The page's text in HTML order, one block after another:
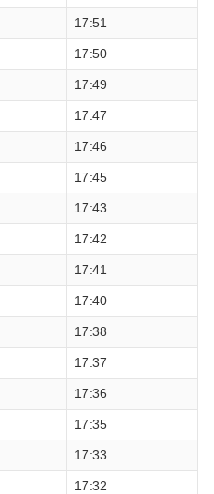
17:51
17:50
17:49
17:47
17:46
17:45
17:43
17:42
17:41
17:40
17:38
17:37
17:36
17:35
17:33
17:32